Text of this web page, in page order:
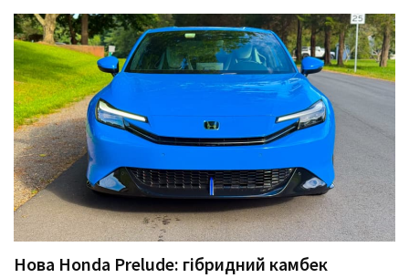
Нова Honda Prelude: гібридний камбек